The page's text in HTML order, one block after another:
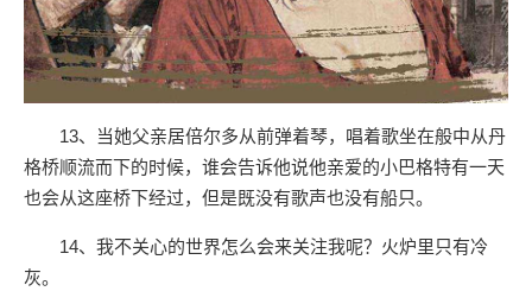
13、当她父亲居倍尔多从前弹着琴，唱着歌坐在般中从丹
格桥顺流而下的时候，谁会告诉他说他亲爱的小巴格特有一天
也会从这座桥下经过，但是既没有歌声也没有船只。
14、我不关心的世界怎么会来关注我呢？火炉里只有冷
灰。